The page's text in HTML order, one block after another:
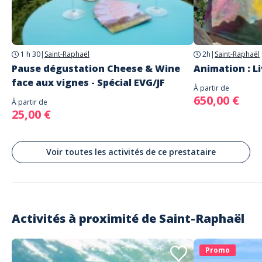
Langues
Saint-Raphaël
1 h 30| Saint-Raphaël
Pause dégustation Cheese & Wine
face aux vignes - Spécial EVG/JF
À partir de
25,00 €
2h | Saint-Raphaël
Animation :
À partir de
650,00 €
Voir toutes les activités de ce prestataire
Activités à proximité de Saint-Raphaël
Promo